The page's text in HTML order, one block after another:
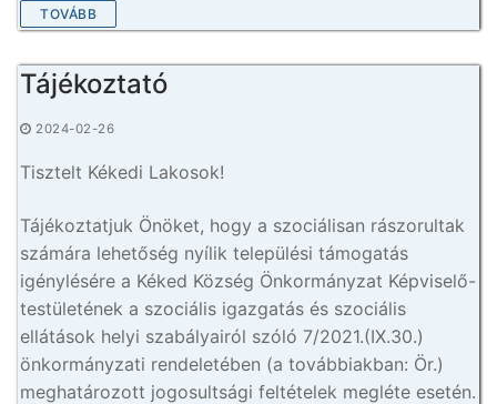
TOVÁBB
Tájékoztató
2024-02-26
Tisztelt Kékedi Lakosok!
Tájékoztatjuk Önöket, hogy a szociálisan rászorultak
számára lehetőség nyílik települési támogatás
igénylésére a Kéked Község Önkormányzat Képviselő-
testületének a szociális igazgatás és szociális
ellátások helyi szabályairól szóló 7/2021.(IX.30.)
önkormányzati rendeletében (a továbbiakban: Ör.)
meghatározott jogosultsági feltételek megléte esetén.